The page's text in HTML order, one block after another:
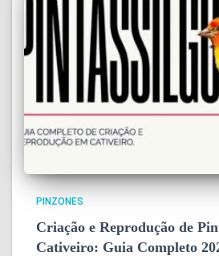
PINZONES
Criação e Reprodução de
Cativeiro: Guia Completo